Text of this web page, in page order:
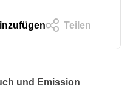
Teilen
und Emission